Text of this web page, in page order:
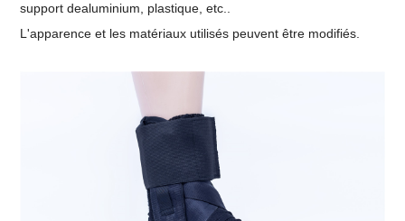
support dealuminium, plastique, etc.
L'apparence et les matériaux utilisés peuvent être modifiés.